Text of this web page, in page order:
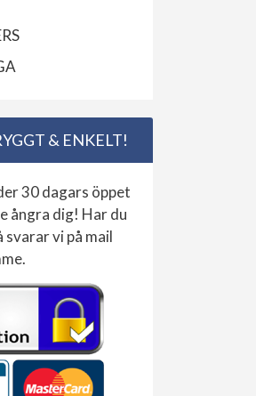
& ENKELT!
30 dagars öppet
ångra dig! Har du
vi på mail